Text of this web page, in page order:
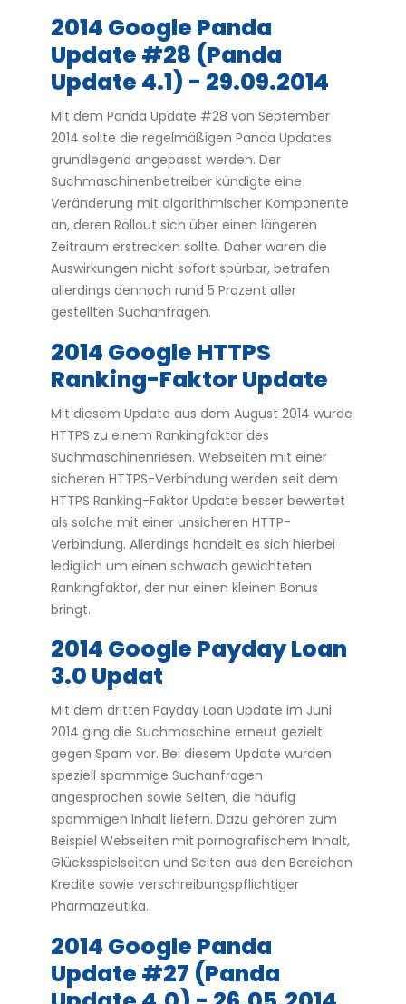
2014 Google Panda
Update #28 (Panda
Update 4.1) - 29.09.2014
Mit dem Panda Update #28 von September
2014 sollte die regelmäßigen Panda Updates
grundlegend angepasst werden. Der
Suchmaschinenbetreiber kündigte eine
Veränderung mit algorithmischer Komponente
an, deren Rollout sich über einen längeren
Zeitraum erstrecken sollte. Daher waren die
Auswirkungen nicht sofort spürbar, betrafen
allerdings dennoch rund 5 Prozent aller
gestellten Suchanfragen.
2014 Google HTTPS
Ranking-Faktor Update
Mit diesem Update aus dem August 2014 wurde
HTTPS zu einem Rankingfaktor des
Suchmaschinenriesen. Webseiten mit einer
sicheren HTTPS-Verbindung werden seit dem
HTTPS Ranking-Faktor Update besser bewertet
als solche mit einer unsicheren HTTP-
Verbindung. Allerdings handelt es sich hierbei
lediglich um einen schwach gewichteten
Rankingfaktor, der nur einen kleinen Bonus
bringt.
2014 Google Payday Loan
3.0 Updat
Mit dem dritten Payday Loan Update im Juni
2014 ging die Suchmaschine erneut gezielt
gegen Spam vor. Bei diesem Update wurden
speziell spammige Suchanfragen
angesprochen sowie Seiten, die häufig
spammigen Inhalt liefern. Dazu gehören zum
Beispiel Webseiten mit pornografischem Inhalt,
Glücksspielseiten und Seiten aus den Bereichen
Kredite sowie verschreibungspflichtiger
Pharmazeutika.
2014 Google Panda
Update #27 (Panda